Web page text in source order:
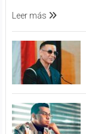
Leer más